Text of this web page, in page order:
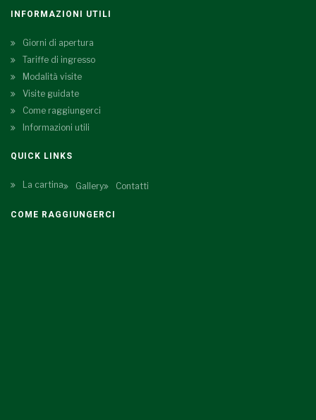
INFORMAZIONI UTILI
Giorni di apertura
Tariffe di ingresso
Modalità visite
Visite guidate
Come raggiungerci
Informazioni utili
QUICK LINKS
La cartina Gallery Contatti
COME RAGGIUNGERCI